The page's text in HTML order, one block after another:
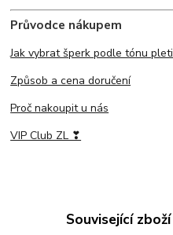
Průvodce nákupem
Jak vybrat šperk podle tónu pleti
Způsob a cena doručení
Proč nakoupit u nás
VIP Club ZL ❣
Související zboží